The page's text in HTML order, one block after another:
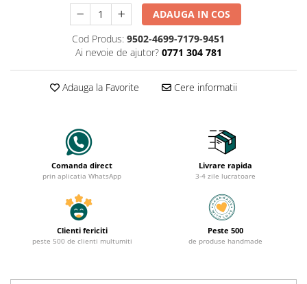
ADAUGA IN COS
Cod Produs: 9502-4699-7179-9451
Ai nevoie de ajutor? 0771 304 781
Adauga la Favorite Cere informatii
Comanda direct
prin aplicatia WhatsApp
Livrare rapida
3-4 zile lucratoare
Clienti fericiti
peste 500 de clienti multumiti
Peste 500
de produse handmade